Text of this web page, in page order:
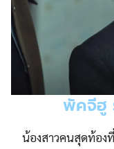
พัคจีฮู
น้องสาวคนสุดท้อง